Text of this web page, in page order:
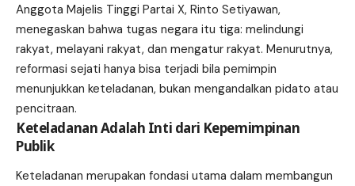
Anggota Majelis Tinggi Partai X, Rinto Setiyawan,
menegaskan bahwa tugas negara itu tiga: melindungi
rakyat, melayani rakyat, dan mengatur rakyat. Menurutnya,
reformasi sejati hanya bisa terjadi bila pemimpin
menunjukkan keteladanan, bukan mengandalkan pidato atau
pencitraan.
Keteladanan Adalah Inti dari Kepemimpinan
Publik
Keteladanan merupakan fondasi utama dalam membangun